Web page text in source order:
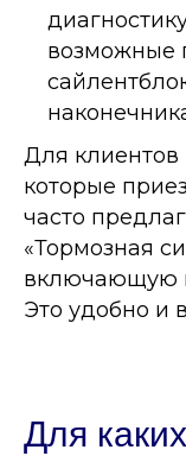
возможные
Для клиентов
которые
часто
«Тормозная
включающую
Это удобно и
Для